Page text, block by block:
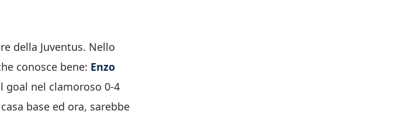
della Juventus. Nello
conosce bene: Enzo
goal nel clamoroso 0-4
base ed ora, sarebbe